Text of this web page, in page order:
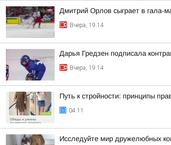
Дмитрий Орлов сыграет в гала-
Вчера, 19:14
Дарья Гредзен подписала
Вчера, 19:14
Путь к стройности: принципы
04:11
Исследуйте мир дружелюбных